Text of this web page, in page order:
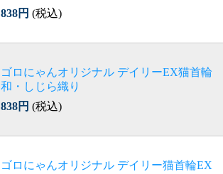
838円 (税込)
ゴロにゃんオリジナル デイリーEX猫首輪
和・しじら織り
838円 (税込)
ゴロにゃんオリジナル デイリー猫首輪EX